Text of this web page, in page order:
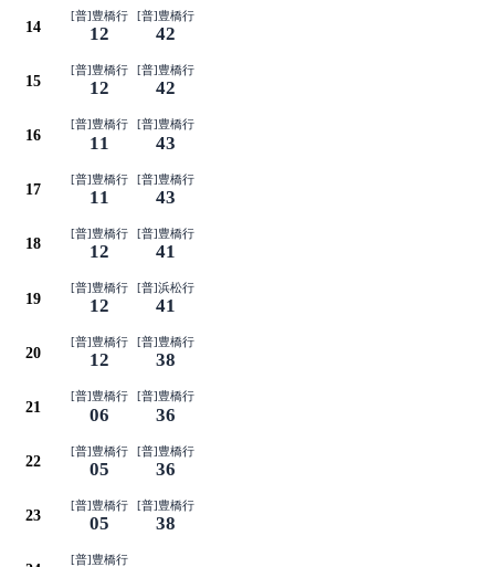
14
[普]豊橋行
12
[普]豊橋行
42
15
[普]豊橋行
12
[普]豊橋行
42
16
[普]豊橋行
11
[普]豊橋行
43
17
[普]豊橋行
11
[普]豊橋行
43
18
[普]豊橋行
12
[普]豊橋行
41
19
[普]豊橋行
12
[普]浜松行
41
20
[普]豊橋行
12
[普]豊橋行
38
21
[普]豊橋行
06
[普]豊橋行
36
22
[普]豊橋行
05
[普]豊橋行
36
23
[普]豊橋行
05
[普]豊橋行
38
[普]豊橋行